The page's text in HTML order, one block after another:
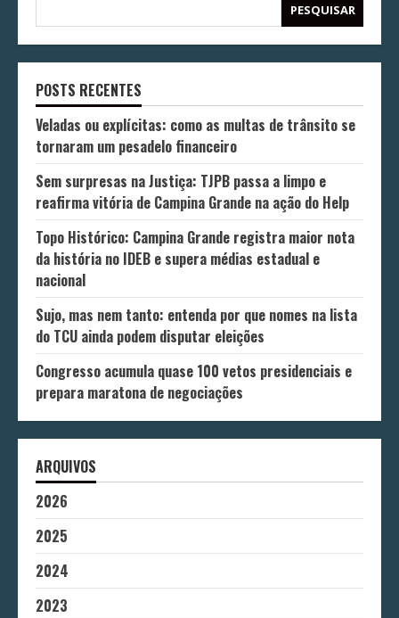
PESQUISAR
POSTS RECENTES
Veladas ou explícitas: como as multas de trânsito se
tornaram um pesadelo financeiro
Sem surpresas na Justiça: TJPB passa a limpo e
reafirma vitória de Campina Grande na ação do Help
Topo Histórico: Campina Grande registra maior nota
da história no IDEB e supera médias estadual e
nacional
Sujo, mas nem tanto: entenda por que nomes na lista
do TCU ainda podem disputar eleições
Congresso acumula quase 100 vetos presidenciais e
prepara maratona de negociações
ARQUIVOS
2026
2025
2024
2023